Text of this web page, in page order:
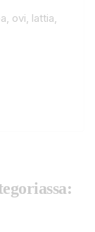
ovi, lattia,